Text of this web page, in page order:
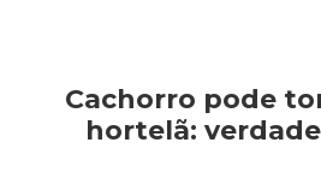
Alimentação
Cachorro pode
hortelã: